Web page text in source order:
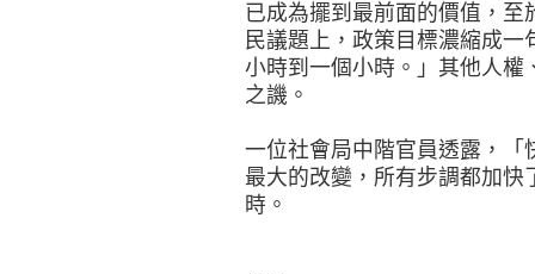
已成為擺到最前面的價值，
民議題上，政策目標濃縮成
小時到一個小時。」其他人權
之譏。
一位社會局中階官員透露，「
最大的改變，所有步調都加快
時。